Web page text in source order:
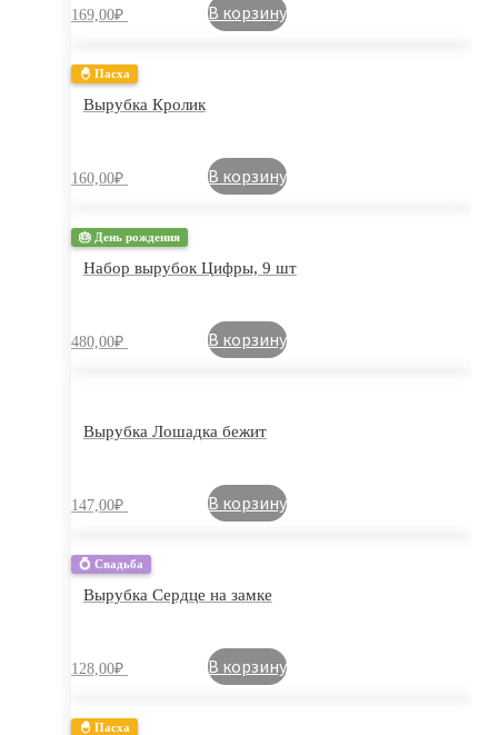
169,00₽ В корзину
🐣 Пасха
Вырубка Кролик
160,00₽ В корзину
🎂 День рождения
Набор вырубок Цифры, 9 шт
480,00₽ В корзину
Вырубка Лошадка бежит
147,00₽ В корзину
💍 Свадьба
Вырубка Сердце на замке
128,00₽ В корзину
🐣 Пасха